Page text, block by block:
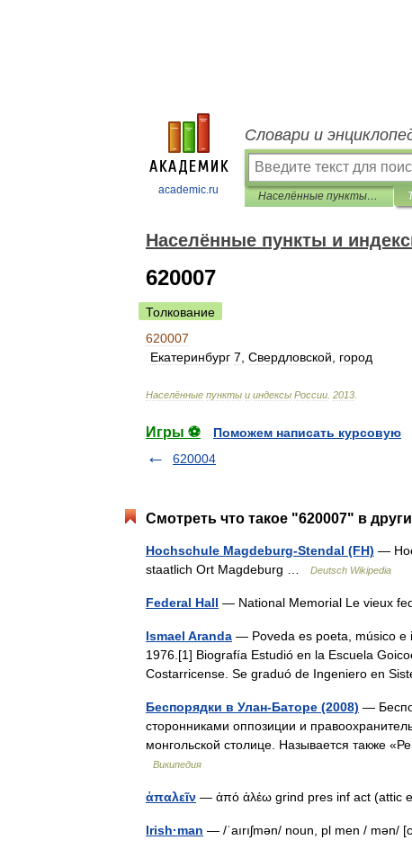
academic.ru
Словари и
Населённые пункты и индексы России
Населённые пункты и
620007
Толкование
620007
Екатеринбург 7 Свердловской город
Населённые пункты и индексы России 2013
Игры ⚽
Поможем написать курсовую
620004
Смотреть что такое "620007" в
Hochschule Magdeburg-Stendal (FH) —
staatlich Ort Magdeburg …
Deutsch Wikipedia
Federal Hall — National Memorial Le vieux
Ismael Aranda — Poveda es poeta, músico e
1976.[1] Biografía Estudió en la Escuela
Costarricense. Se graduó de Ingeniero en
Беспорядки в Улан-Баторе (2008) —
сторонниками оппозиции и
монгольской столице. Называется также
Википедия
ἀπαλεῖν — ἀπό ἀλέω grind pres inf act (attic
Irish·man — /ˈaırıʃmən/ noun, pl men /